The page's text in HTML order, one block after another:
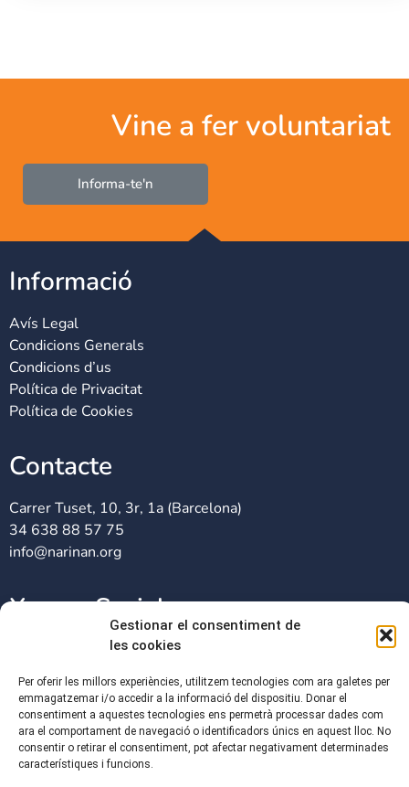
Gestionar el consentiment de
les cookies
Per oferir les millors experiències, utilitzem tecnologies com ara galetes per
emmagatzemar i/o accedir a la informació del dispositiu. Donar el
consentiment a aquestes tecnologies ens permetrà processar dades com
ara el comportament de navegació o identificadors únics en aquest lloc. No
consentir o retirar el consentiment, pot afectar negativament determinades
característiques i funcions.
Vine a fer voluntariat
Informa-te'n
Informació
Avís Legal
Condicions Generals
Condicions d’us
Política de Privacitat
Política de Cookies
Contacte
Carrer Tuset, 10, 3r, 1a (Barcelona)
34 638 88 57 75
info@narinan.org
Xarxes Socials